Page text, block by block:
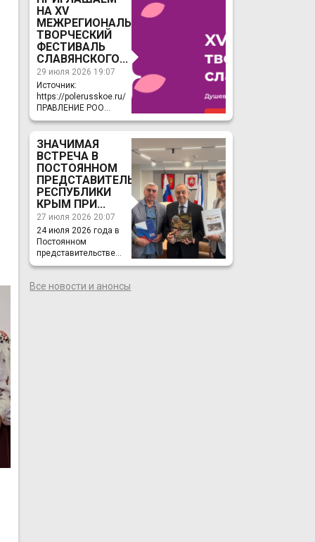
НА ХV
МЕЖРЕГИОНАЛЬНЫЙ
ТВОРЧЕСКИЙ
ФЕСТИВАЛЬ
СЛАВЯНСКОГО...
29 июля 2026 19:07
Источник:
https://polerusskoe.ru/
ПРАВЛЕНИЕ РОО...
ЗНАЧИМАЯ
ВСТРЕЧА В
ПОСТОЯННОМ
ПРЕДСТАВИТЕЛЬСТВЕ
РЕСПУБЛИКИ
КРЫМ ПРИ...
27 июля 2026 20:07
24 июля 2026 года в
Постоянном
представительстве...
Все новости и анонсы